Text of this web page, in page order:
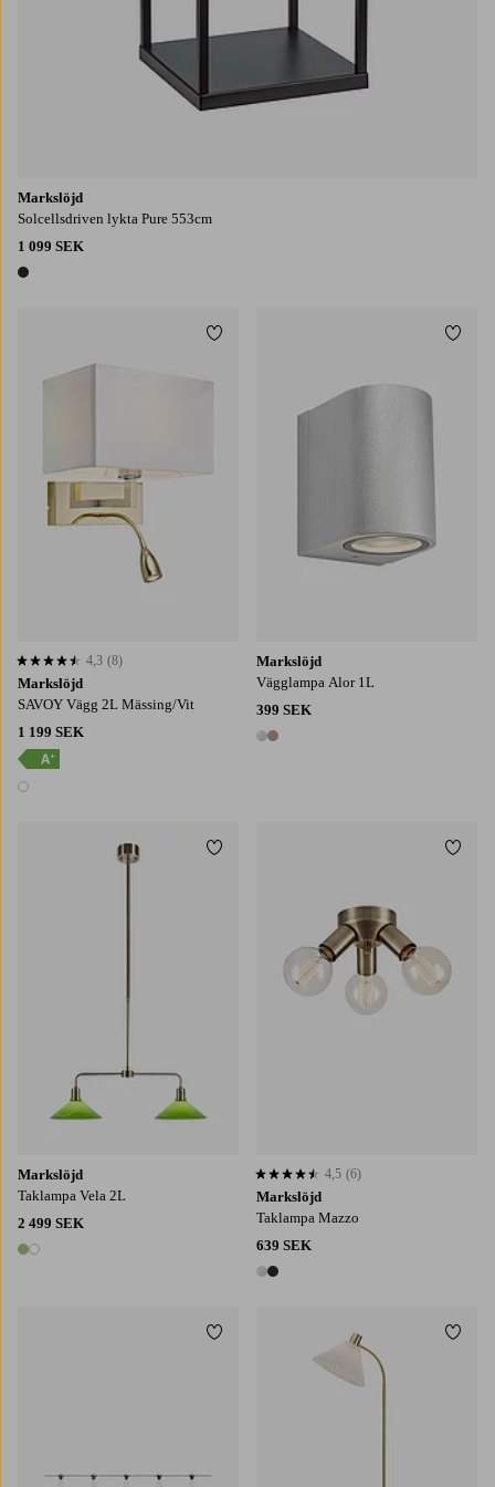
Markslöjd
Solcellsdriven lykta Pure 553cm
1 099 SEK
1 färg
Markslöjd
SAVOY Vägg 2L Mässing/Vit
1 199 SEK
1 färg
4,3 baserat på 8 st betyg
4,3 (8)
Lägg till i favoriter
Markslöjd
Vägglampa Alor 1L
399 SEK
2 färger
Markslöjd
Taklampa Vela 2L
2 499 SEK
2 färger
Lägg till i favoriter
Markslöjd
Taklampa Mazzo
639 SEK
2 färger
4,5 baserat på 6 st betyg
4,5 (6)
Lägg till i favoriter